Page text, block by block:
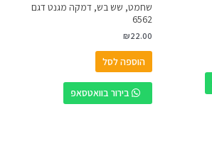
שחמט, שש בש, דמקה מגנט דגם
6562
₪22.00
הוספה לסל
בירור בוואטסאפ